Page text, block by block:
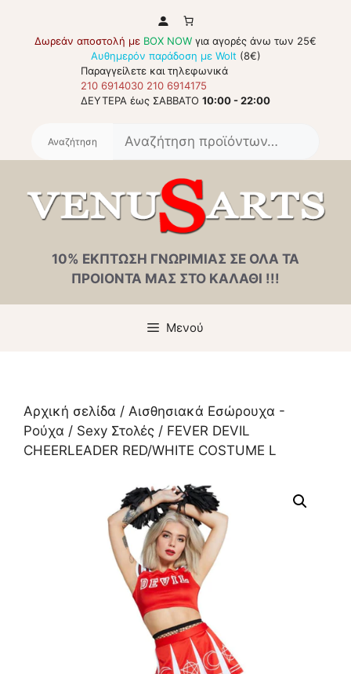
περιεχόμενο
Δωρεάν αποστολή με BOX NOW για αγορές άνω των 25€
Αυθημερόν παράδοση με Wolt (8€)
Παραγγείλετε και τηλεφωνικά
210 6914030 210 6914175
ΔΕΥΤΕΡΑ έως ΣΑΒΒΑΤΟ 10:00 - 22:00
10% ΕΚΠΤΩΣΗ ΓΝΩΡΙΜΙΑΣ ΣΕ ΟΛΑ ΤΑ
ΠΡΟΙΟΝΤΑ ΜΑΣ ΣΤΟ ΚΑΛΑΘΙ !!!
Μενού
Αρχική σελίδα / Αισθησιακά Εσώρουχα -
Ρούχα / Sexy Στολές / FEVER DEVIL
CHEERLEADER RED/WHITE COSTUME L